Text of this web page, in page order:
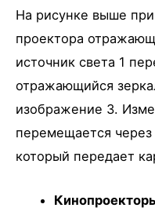
На рисунке выше
проектора
источник света 1
отражающийся
изображение 3.
перемещается
который передает